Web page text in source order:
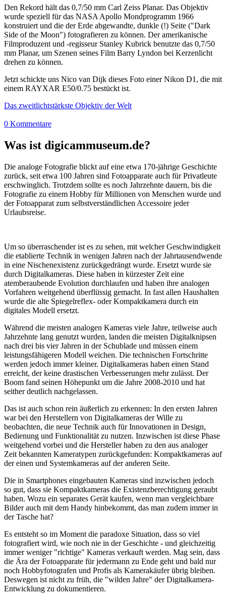
Den Rekord hält das 0,7/50 mm Carl Zeiss Planar. Das Objektiv
wurde speziell für das NASA Apollo Mondprogramm 1966
konstruiert und die der Erde abgewandte, dunkle (!) Seite ("Dark
Side of the Moon") fotografieren zu können. Der amerikanische
Filmproduzent und -regisseur Stanley Kubrick benutzte das 0,7/50
mm Planar, um Szenen seines Film Barry Lyndon bei Kerzenlicht
drehen zu können.
Jetzt schickte uns Nico van Dijk dieses Foto einer Nikon D1, die mit
einem RAYXAR E50/0.75 bestückt ist.
Das zweitlichtstärkste Objektiv der Welt
0 Kommentare
Was ist digicammuseum.de?
Die analoge Fotografie blickt auf eine etwa 170-jährige Geschichte
zurück, seit etwa 100 Jahren sind Fotoapparate auch für Privatleute
erschwinglich. Trotzdem sollte es noch Jahrzehnte dauern, bis die
Fotografie zu einem Hobby für Millionen von Menschen wurde und
der Fotoapparat zum selbstverständlichen Accessoire jeder
Urlaubsreise.
Um so überraschender ist es zu sehen, mit welcher Geschwindigkeit
die etablierte Technik in wenigen Jahren nach der Jahrtausendwende
in eine Nischenexistenz zurückgedrängt wurde. Ersetzt wurde sie
durch Digitalkameras. Diese haben in kürzester Zeit eine
atemberaubende Evolution durchlaufen und haben ihre analogen
Vorfahren weitgehend überflüssig gemacht. In fast allen Haushalten
wurde die alte Spiegelreflex- oder Kompaktkamera durch ein
digitales Modell ersetzt.
Während die meisten analogen Kameras viele Jahre, teilweise auch
Jahrzehnte lang genutzt wurden, landen die meisten Digitalknipsen
nach drei bis vier Jahren in der Schublade und müssen einem
leistungsfähigeren Modell weichen. Die technischen Fortschritte
werden jedoch immer kleiner. Digitalkameras haben einen Stand
erreicht, der keine drastischen Verbesserungen mehr zulässt. Der
Boom fand seinen Höhepunkt um die Jahre 2008-2010 und hat
seither deutlich nachgelassen.
Das ist auch schon rein äußerlich zu erkennen: In den ersten Jahren
war bei den Herstellern von Digitalkameras der Wille zu
beobachten, die neue Technik auch für Innovationen in Design,
Bedienung und Funktionalität zu nutzen. Inzwischen ist diese Phase
weitgehend vorbei und die Hersteller haben zu den aus analoger
Zeit bekannten Kameratypen zurückgefunden: Kompaktkameras auf
der einen und Systemkameras auf der anderen Seite.
Die in Smartphones eingebauten Kameras sind inzwischen jedoch
so gut, dass sie Kompaktkameras die Existenzberechtigung geraubt
haben. Wozu ein separates Gerät kaufen, wenn man vergleichbare
Bilder auch mit dem Handy hinbekommt, das man zudem immer in
der Tasche hat?
Es entsteht so im Moment die paradoxe Situation, dass so viel
fotografiert wird, wie noch nie in der Geschichte - und gleichzeitig
immer weniger "richtige" Kameras verkauft werden. Mag sein, dass
die Ära der Fotoapparate für jedermann zu Ende geht und bald nur
noch Hobbyfotografen und Profis als Kamerakäufer übrig bleiben.
Deswegen ist nicht zu früh, die "wilden Jahre" der Digitalkamera-
Entwicklung zu dokumentieren.